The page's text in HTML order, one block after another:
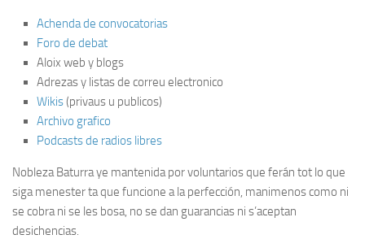
Achenda de convocatorias
Foro de debat
Aloix web y blogs
Adrezas y listas de correu electronico
Wikis(privaus u publicos)
Archivo grafico
Podcasts de radios libres
Nobleza Baturra ye mantenida por voluntarios que ferán tot lo que
siga menester ta que funcione a la perfección, manimenos como ni
se cobra ni se les bosa, no se dan guarancias ni s’aceptan
desichencias.